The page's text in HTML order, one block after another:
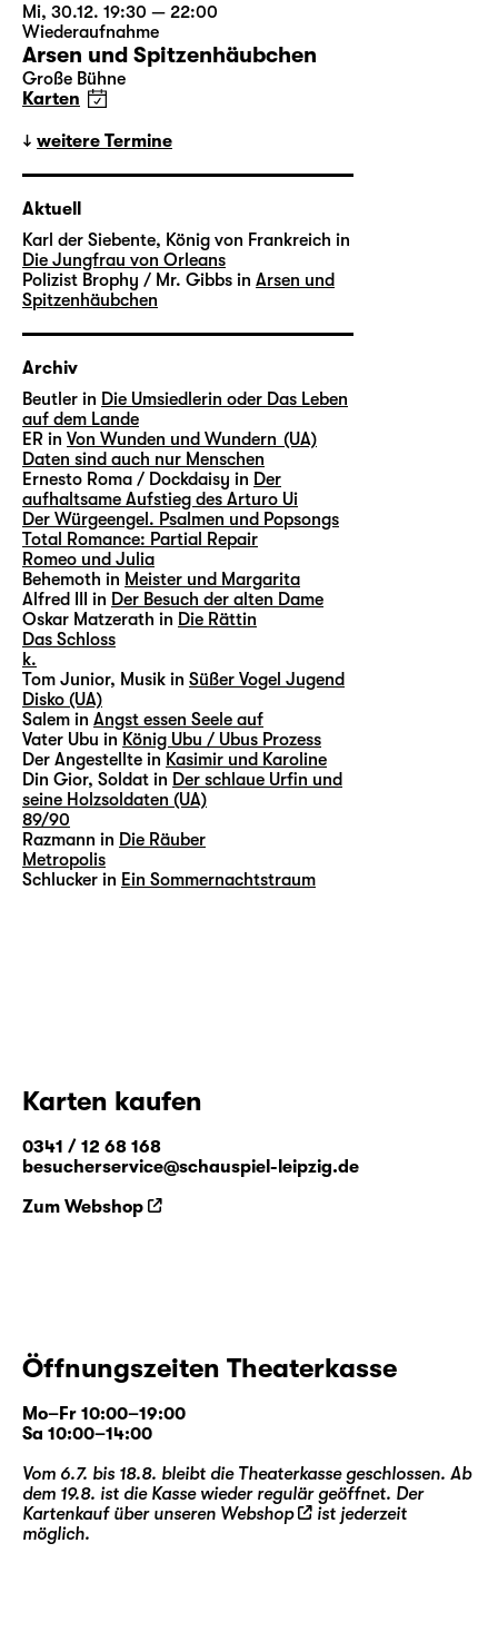
Mi, 30.12. 19:30 — 22:00
Wiederaufnahme
Arsen und Spitzenhäubchen
Große Bühne
Karten
weitere Termine
Aktuell
Karl der Siebente, König von Frankreich in
Die Jungfrau von Orleans
Polizist Brophy / Mr. Gibbs in Arsen und
Spitzenhäubchen
Archiv
Beutler in Die Umsiedlerin oder Das Leben
auf dem Lande
ER in Von Wunden und Wundern (UA)
Daten sind auch nur Menschen
Ernesto Roma / Dockdaisy in Der
aufhaltsame Aufstieg des Arturo Ui
Der Würgeengel. Psalmen und Popsongs
Total Romance: Partial Repair
Romeo und Julia
Behemoth in Meister und Margarita
Alfred III in Der Besuch der alten Dame
Oskar Matzerath in Die Rättin
Das Schloss
k.
Tom Junior, Musik in Süßer Vogel Jugend
Disko (UA)
Salem in Angst essen Seele auf
Vater Ubu in König Ubu / Ubus Prozess
Der Angestellte in Kasimir und Karoline
Din Gior, Soldat in Der schlaue Urfin und
seine Holzsoldaten (UA)
89/90
Razmann in Die Räuber
Metropolis
Schlucker in Ein Sommernachtstraum
Karten kaufen
0341 / 12 68 168
besucherservice@schauspiel-leipzig.de
Zum Webshop
Öffnungszeiten Theaterkasse
Mo–Fr 10:00–19:00
Sa 10:00–14:00
Vom 6.7. bis 18.8. bleibt die Theaterkasse geschlossen. Ab
dem 19.8. ist die Kasse wieder regulär geöffnet. Der
Kartenkauf über unseren Webshop
ist jederzeit
möglich.